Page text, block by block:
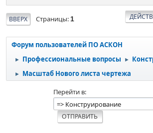
ВВЕРХ Страницы 1
Форум пользователей ПО АСКОН
► Профессиональные вопросы ►
► Масштаб Нового листа чертежа
Перейти в